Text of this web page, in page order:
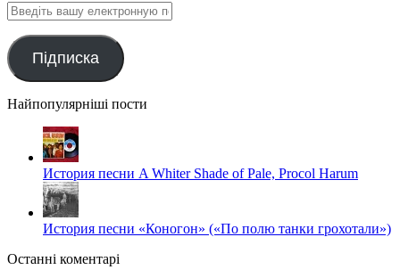
Введіть
вашу
електронную
поштуПідписка
Найпопулярніші пости
История песни A Whiter Shade of Pale, Procol Harum
История песни «Коногон» («По полю танки грохотали»)
Останні коментарі